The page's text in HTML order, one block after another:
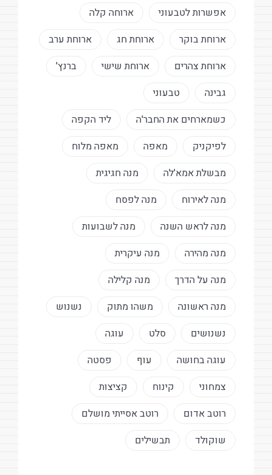
אפשרות לטבעוני
ארוחה קלה
ארוחת בוקר
ארוחת חג
ארוחת ערב
ארוחת צהרים
ארוחת שישי
ברנץ'
גבינה
טבעוני
כשמארחים את החבר'ה
ליד הקפה
לפיקניק
מאפה
מאפה מלוח
מבשלת אמא'לה
מנה חגיגית
מנה לאירוח
מנה לפסח
מנה לראש השנה
מנה לשבועות
מנה מהירה
מנה עיקרית
מנה על הדרך
מנה קלילה
מנה ראשונה
משהו מתוק
נשנוש
נשנושים
סלט
עוגה
עוגה בחושה
עוף
פסטה
צמחוני
קינוח
קציצות
רוטב אדום
רוטב אסייתי מושלם
שוקולד
תבשילים